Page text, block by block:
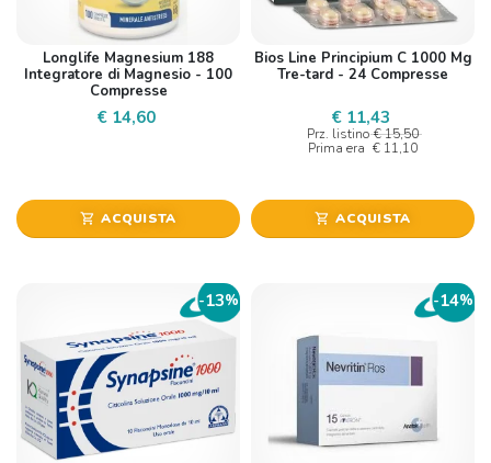
Longlife Magnesium 188
Integratore di Magnesio - 100
Compresse
€ 14,60
shopping_cart ACQUISTA
Bios Line Principium C 1000 Mg
Tre-tard - 24 Compresse
€ 11,43
Prz. listino € 15,50
Prima era € 11,10
shopping_cart ACQUISTA
-13% -14%